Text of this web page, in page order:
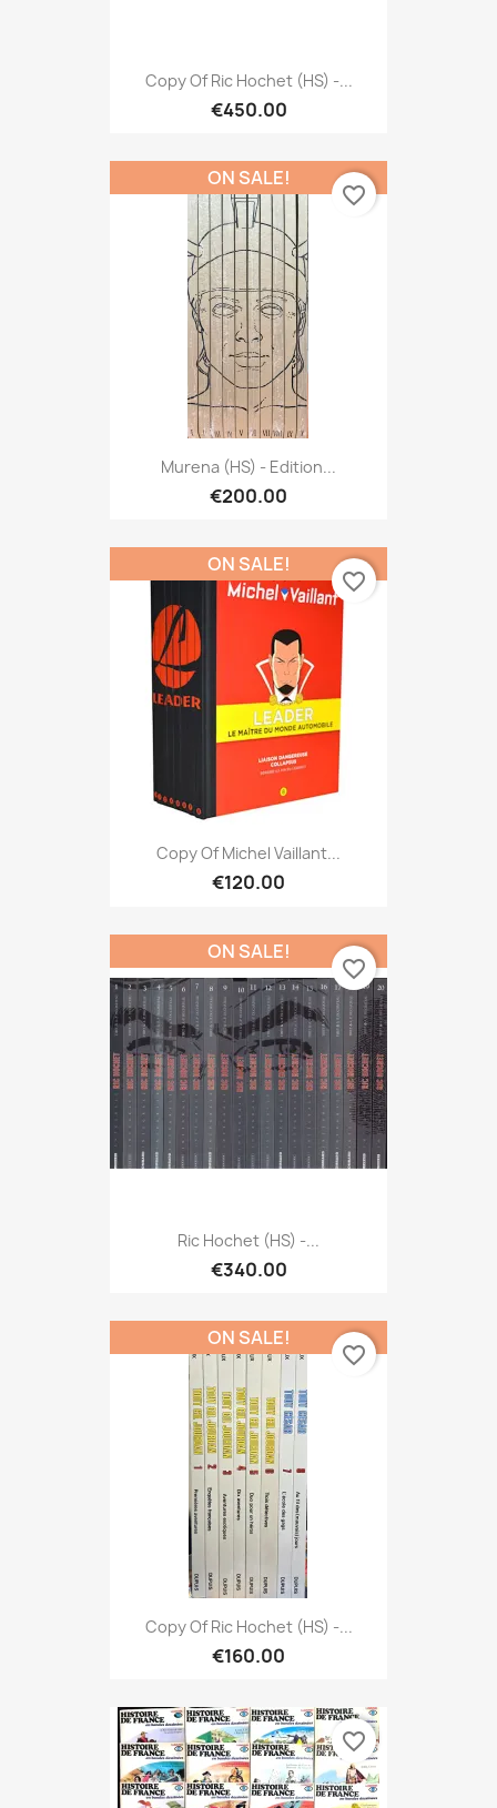
Copy Of Ric Hochet (HS) -...
€450.00
Murena (HS) - Edition...
€200.00
ON SALE!
favorite_border
Copy Of Michel Vaillant...
€120.00
ON SALE!
favorite_border
Ric Hochet (HS) -...
€340.00
ON SALE!
favorite_border
Copy Of Ric Hochet (HS) -...
€160.00
ON SALE!
favorite_border
favorite_border